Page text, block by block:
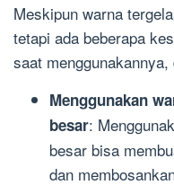
Meskipun warna
tetapi ada beberapa
saat
Menggunakan
besar:
besar bisa
dan